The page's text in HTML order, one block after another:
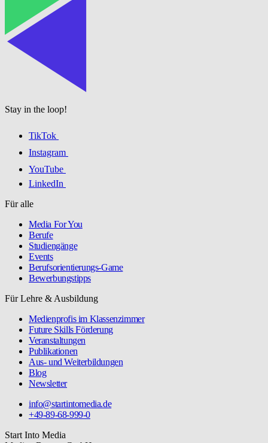
Stay in the loop!
TikTok
Instagram
YouTube
LinkedIn
Für alle
Media For You
Berufe
Studiengänge
Events
Berufsorientierungs-Game
Bewerbungstipps
Für Lehre & Ausbildung
Medienprofis im Klassenzimmer
Future Skills Förderung
Veranstaltungen
Publikationen
Aus- und Weiterbildungen
Blog
Newsletter
info@startintomedia.de
+49-89-68-999-0
Start Into Media